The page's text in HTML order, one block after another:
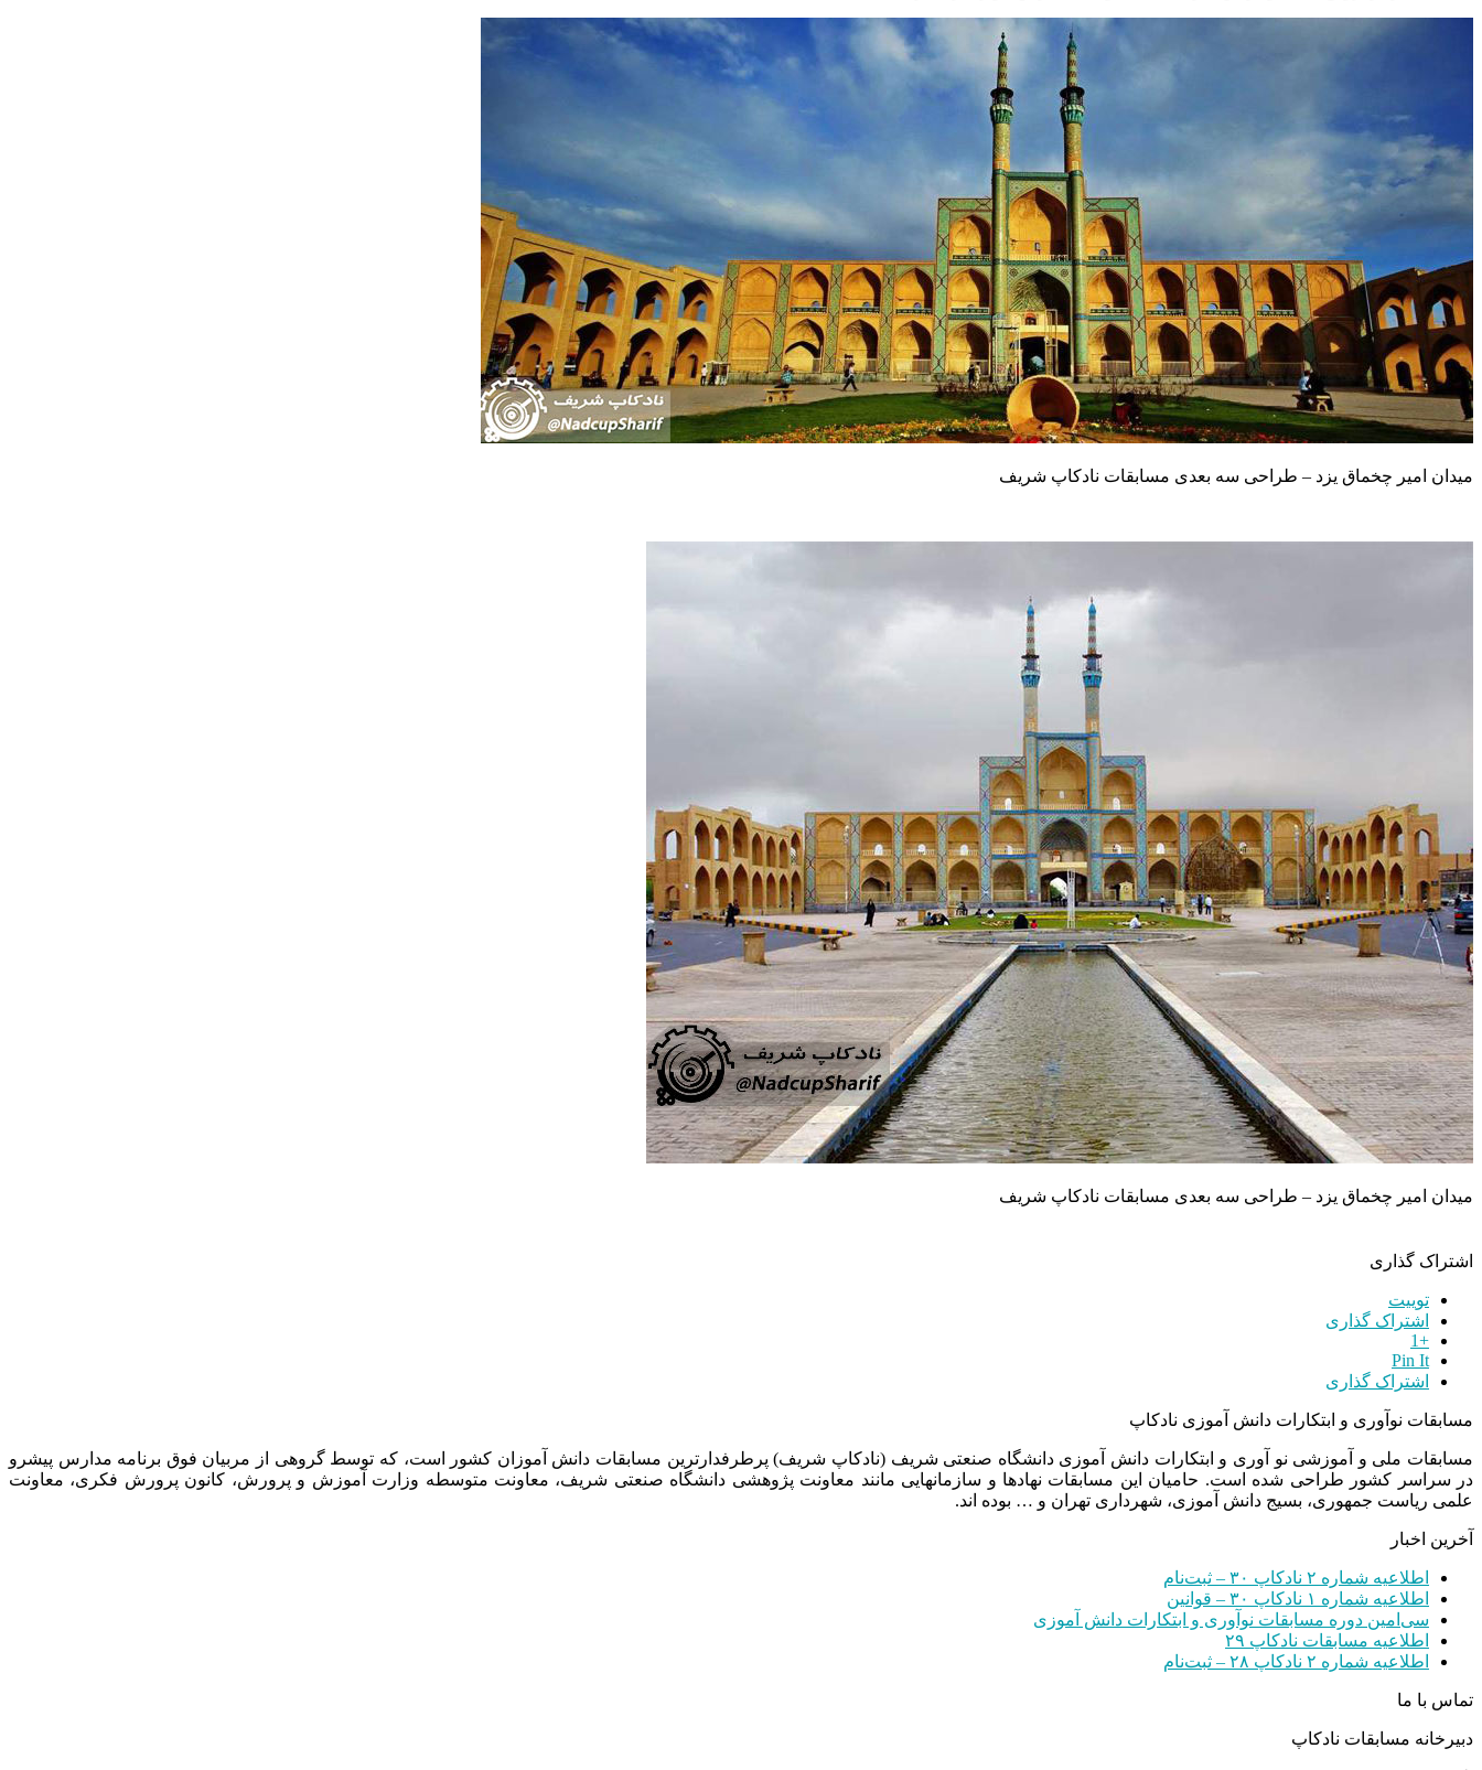
میدان امیر چخماق یزد – طراحی سه بعدی مسابقات نادکاپ شریف
میدان امیر چخماق یزد – طراحی سه بعدی مسابقات نادکاپ شریف
اشتراک گذاری
توییت
اشتراک گذاری
+1
Pin It
اشتراک گذاری
مسابقات نوآوری و ابتکارات دانش آموزی نادکاپ
مسابقات ملی و آموزشی نو آوری و ابتکارات دانش آموزی دانشگاه صنعتی شریف (نادکاپ شریف) پرطرفدارترین مسابقات دانش آموزان کشور است، که توسط گروهی از مربیان فوق برنامه مدارس پیشرو
در سراسر کشور طراحی شده است. حامیان این مسابقات نهادها و سازمانهایی مانند معاونت پژوهشی دانشگاه صنعتی شریف، معاونت متوسطه وزارت آموزش و پرورش، کانون پرورش فکری، معاونت
علمی ریاست جمهوری، بسیج دانش آموزی، شهرداری تهران و … بوده اند.
آخرین اخبار
اطلاعیه شماره ۲ نادکاپ ۳۰ – ثبت‌نام
اطلاعیه شماره ۱ نادکاپ ۳۰ – قوانین
سی‌امین دوره مسابقات نوآوری و ابتکارات دانش آموزی
اطلاعیه مسابقات نادکاپ ۲۹
اطلاعیه شماره ۲ نادکاپ ۲۸ – ثبت‌نام
تماس با ما
دبیرخانه مسابقات نادکاپ